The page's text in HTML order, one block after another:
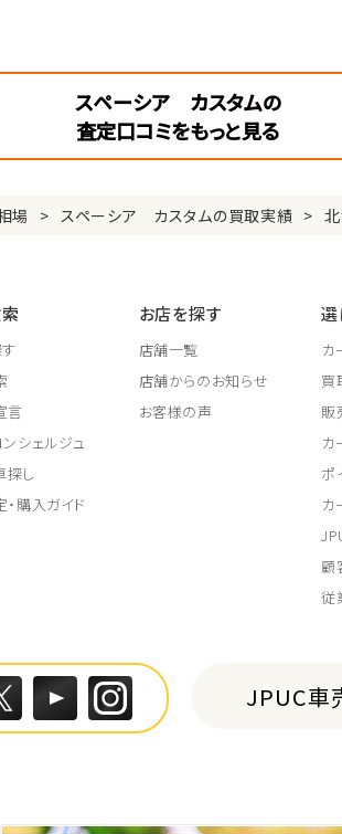
スペーシア カスタムの
査定口コミをもっと見る
場 スペーシア カスタムの買取実績
言
シェルジュ
探し
購入ガイド
お店を探す
店舗一覧
店舗からのお知らせ
お客様の声
選
カ
買
販
カ
ポ
カ
顧
従
JPUC車